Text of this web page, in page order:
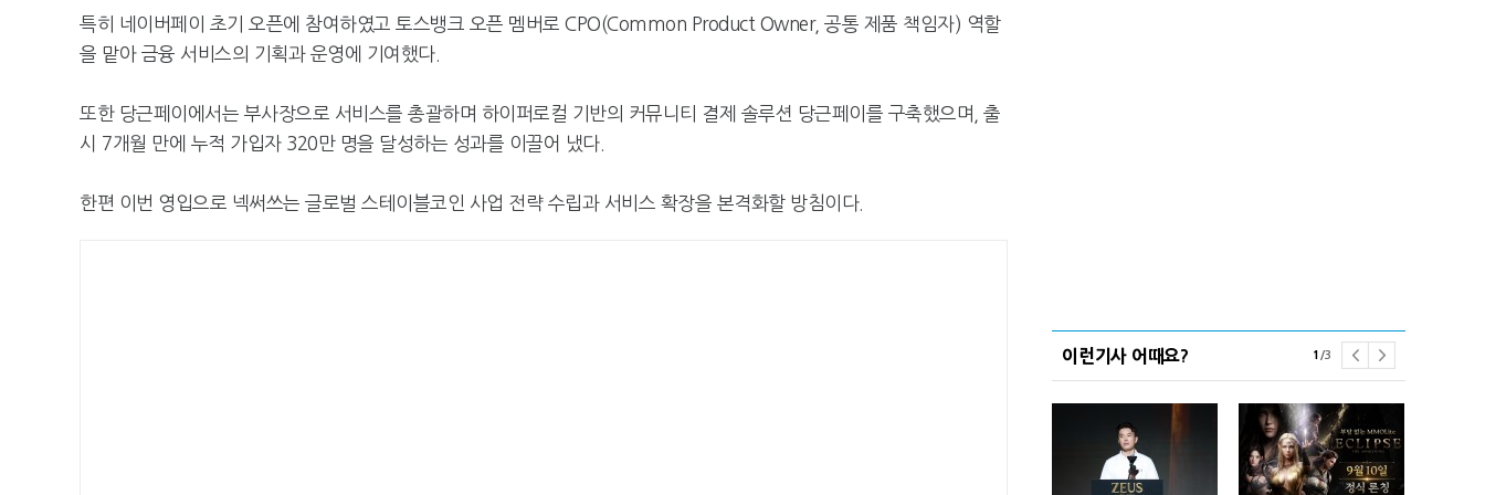
특히 네이버페이 초기 오픈에 참여하였고 토스뱅크 오픈 멤버로 CPO(Common Product Owner, 공통 제품 책임자) 역할
을 맡아 금융 서비스의 기획과 운영에 기여했다.
또한 당근페이에서는 부사장으로 서비스를 총괄하며 하이퍼로컬 기반의 커뮤니티 결제 솔루션 당근페이를 구축했으며, 출
시 7개월 만에 누적 가입자 320만 명을 달성하는 성과를 이끌어 냈다.
한편 이번 영입으로 넥써쓰는 글로벌 스테이블코인 사업 전략 수립과 서비스 확장을 본격화할 방침이다.
이런기사 어때요? 1 /3